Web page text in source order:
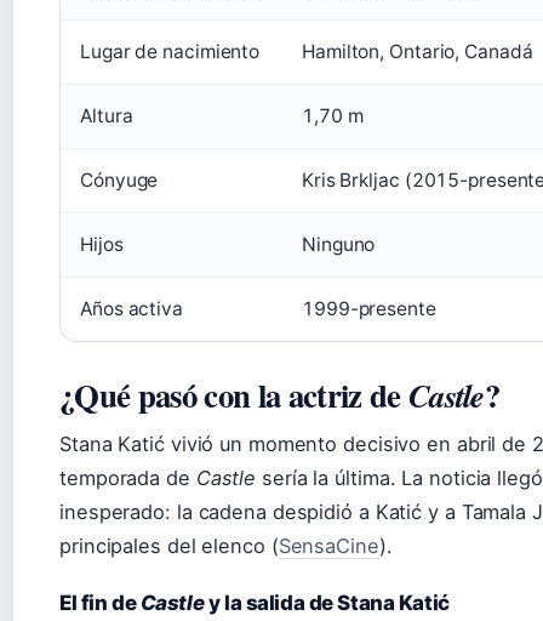
Lugar de nacimiento Hamilton, Ontario, Canadá
Altura 1,70 m
Cónyuge Kris Brkljac (2015-
Hijos Ninguno
Años activa 1999-presente
¿Qué pasó con la actriz deCastle?
Stana Katić vivió un momento decisivo en abril de
temporada de Castle sería la última. La noticia
inesperado: la cadena despidió a Katić y a
principales del elenco (SensaCine).
El fin de Castley la salida de Stana Katić